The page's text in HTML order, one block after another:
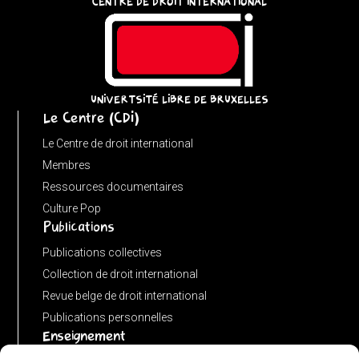
input
URL(input,
window.location.href);
u.pathname.toLowerCase().replace(/\/+$/,
UNIVERTSITÉ LIBRE DE BRUXELLES
Le Centre (CDI)
Le Centre de droit international
Membres
Ressources documentaires
Culture Pop
Publications
Publications collectives
Collection de droit international
Revue belge de droit international
Publications personnelles
Enseignement